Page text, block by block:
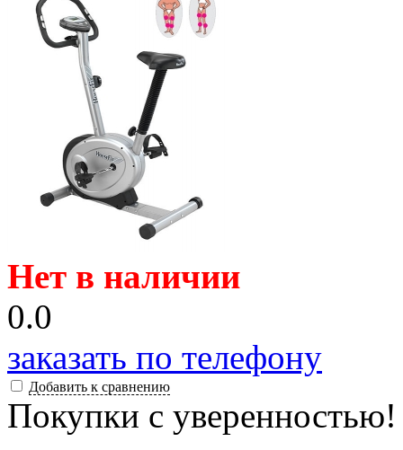
Нет в наличии
0.0
заказать по телефону
Добавить к сравнению
Покупки с уверенностью!